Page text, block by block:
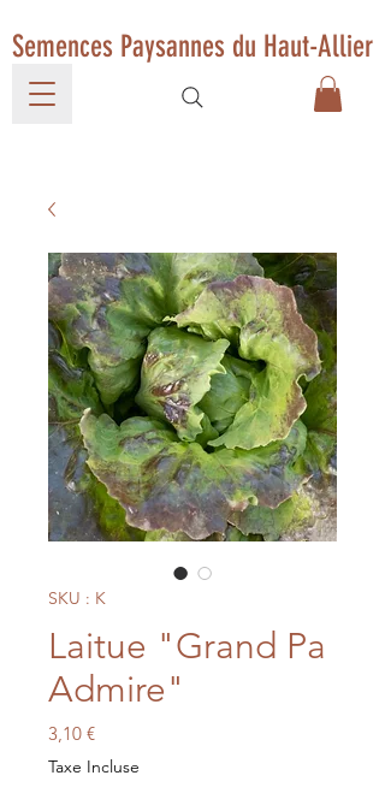
Semences Paysannes du Haut-Allier
SKU : K
Laitue "Grand Pa
Admire"
3,10 €Prix
Taxe Incluse